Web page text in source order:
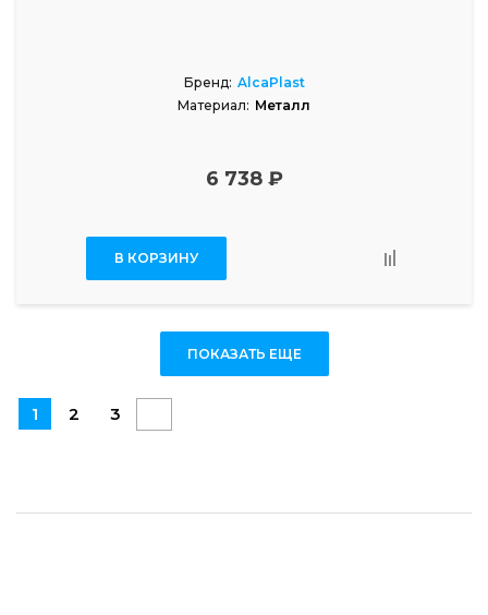
Бренд: AlcaPlast
Материал: Металл
6 738 ₽
В КОРЗИНУ
ПОКАЗАТЬ ЕЩЕ
1 2 3